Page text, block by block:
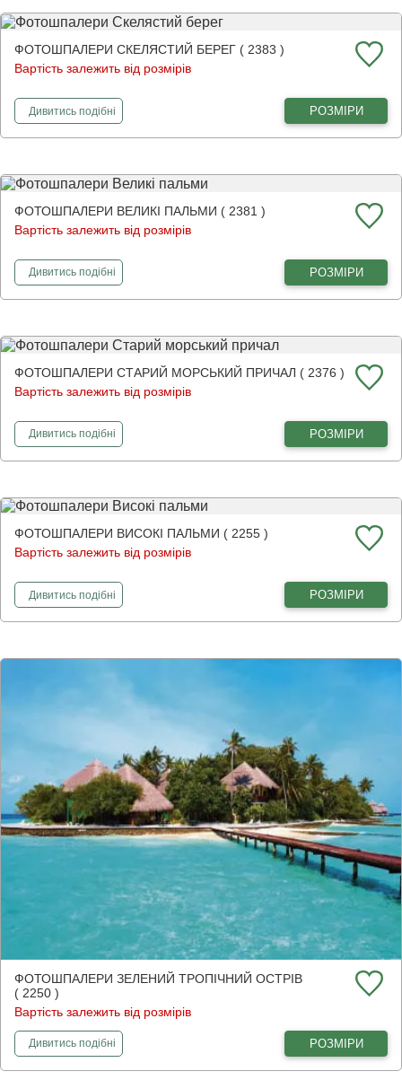
ФОТОШПАЛЕРИ СКЕЛЯСТИЙ БЕРЕГ ( 2383 )
Вартість залежить від розмірів
Дивитисьфотошпалери
подібні РОЗМІРИ
ФОТОШПАЛЕРИ ВЕЛИКІ ПАЛЬМИ ( 2381 )
Вартість залежить від розмірів
Дивитисьфотошпалери
подібні РОЗМІРИ
ФОТОШПАЛЕРИ СТАРИЙ МОРСЬКИЙ ПРИЧАЛ ( 2376 )
Вартість залежить від розмірів
Дивитисьфотошпалери
подібні РОЗМІРИ
ФОТОШПАЛЕРИ ВИСОКІ ПАЛЬМИ ( 2255 )
Вартість залежить від розмірів
Дивитисьфотошпалери
подібні РОЗМІРИ
ФОТОШПАЛЕРИ ЗЕЛЕНИЙ ТРОПІЧНИЙ ОСТРІВ
( 2250 )
Вартість залежить від розмірів
Дивитисьфотошпалери
подібні РОЗМІРИ